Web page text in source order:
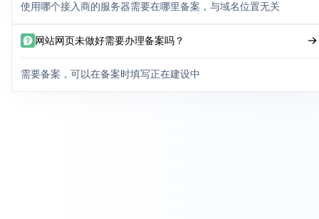
使用哪个接入商的服务器需要在哪里备案，与域名位置无关
网站网页未做好需要办理备案吗？
需要备案，可以在备案时填写正在建设中